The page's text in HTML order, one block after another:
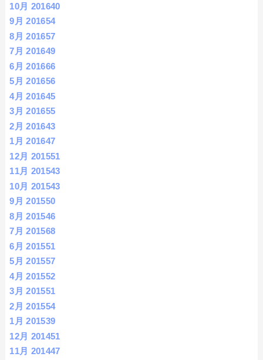
10月 201640
9月 201654
8月 201657
7月 201649
6月 201666
5月 201656
4月 201645
3月 201655
2月 201643
1月 201647
12月 201551
11月 201543
10月 201543
9月 201550
8月 201546
7月 201568
6月 201551
5月 201557
4月 201552
3月 201551
2月 201554
1月 201539
12月 201451
11月 201447